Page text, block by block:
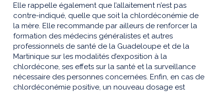
Elle rappelle également que l’allaitement n’est pas
contre-indiqué, quelle que soit la chlordéconémie de
la mère. Elle recommande par ailleurs de renforcer la
formation des médecins généralistes et autres
professionnels de santé de la Guadeloupe et de la
Martinique sur les modalités d’exposition à la
chlordécone, ses effets sur la santé et la surveillance
nécessaire des personnes concernées. Enfin, en cas de
chlordéconémie positive, un nouveau dosage est